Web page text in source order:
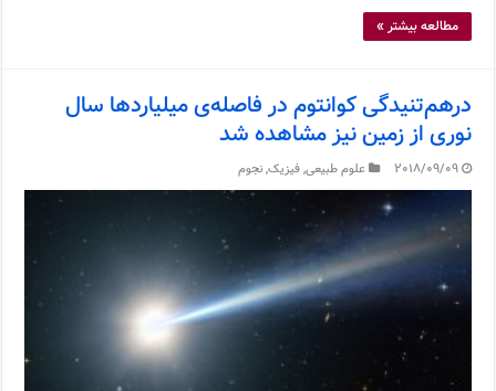
مطالعه بیشتر »
درهم‌تنیدگی کوانتوم در فاصله‌ی میلیاردها سال
نوری از زمین نیز مشاهده شد
2018/09/09 علوم طبیعی,فیزیک,نجوم